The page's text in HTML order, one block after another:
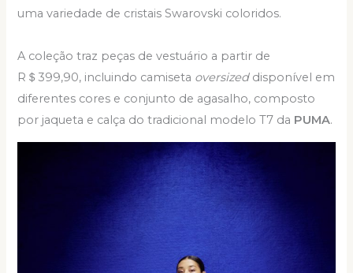
uma variedade de cristais Swarovski coloridos.
A coleção traz peças de vestuário a partir de
R＄399,90, incluindo camiseta oversized disponível em
diferentes cores e conjunto de agasalho, composto
por jaqueta e calça do tradicional modelo T7 da PUMA.